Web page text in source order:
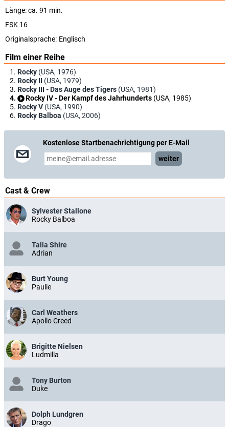
Länge: ca. 91 min.
FSK 16
Originalsprache: Englisch
Film einer Reihe
Rocky (USA, 1976)
Rocky II (USA, 1979)
Rocky III - Das Auge des Tigers (USA, 1981)
Rocky IV - Der Kampf des Jahrhunderts (USA, 1985)
Rocky V (USA, 1990)
Rocky Balboa (USA, 2006)
Kostenlose Startbenachrichtigung per E-Mail
weiter
Cast & Crew
Sylvester Stallone
Rocky Balboa
Talia Shire
Adrian
Burt Young
Paulie
Carl Weathers
Apollo Creed
Brigitte Nielsen
Ludmilla
Tony Burton
Duke
Dolph Lundgren
Drago